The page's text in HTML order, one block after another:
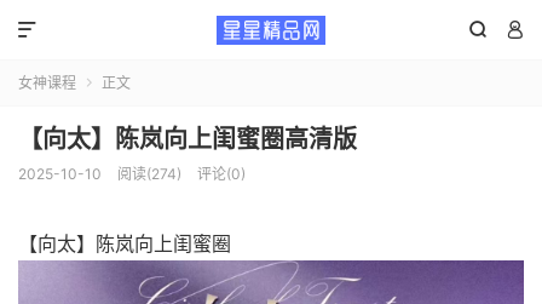
 

女神课程  正文
【向太】陈岚向上闺蜜圈高清版
2025-10-10 阅读(274) 评论(0)
【向太】陈岚向上闺蜜圈